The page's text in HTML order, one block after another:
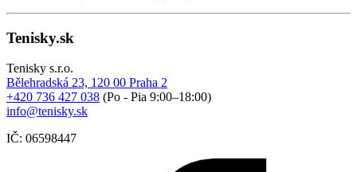
Tenisky.sk
Tenisky s.r.o.
Bělehradská 23, 120 00 Praha 2
+420 736 427 038 (Po - Pia 9:00–18:00)
info@tenisky.sk
IČ: 06598447